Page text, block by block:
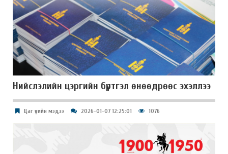
Нийслэлийн цэргийн бүртгэл өнөөдрөөс эхэллээ
Цаг үеийн мэдээ 2026-01-07 12:25:01 1076